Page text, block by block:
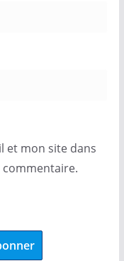
et mon site dans